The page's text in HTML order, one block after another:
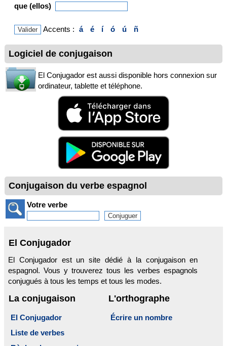
que (ellos)
Accents : á é í ó ú ñ
Logiciel de conjugaison
El Conjugador est aussi disponible hors connexion sur
ordinateur, tablette et téléphone.
Conjugaison du verbe espagnol
Votre verbe
El Conjugador
El Conjugador est un site dédié à la conjugaison en
espagnol. Vous y trouverez tous les verbes espagnols
conjugués à tous les temps et tous les modes.
La conjugaison
El Conjugador
Liste de verbes
L'orthographe
Écrire un nombre